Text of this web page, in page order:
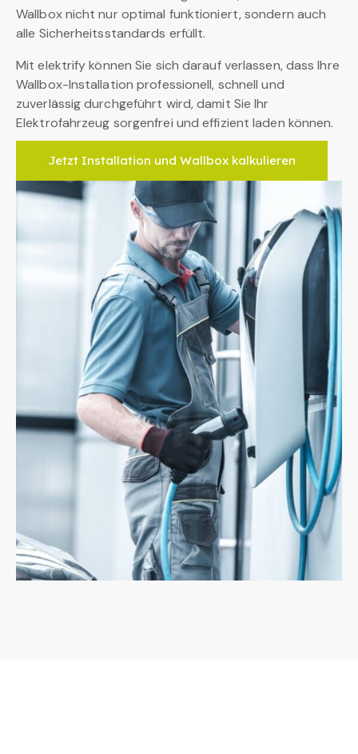
Wallbox nicht nur optimal funktioniert, sondern auch
alle Sicherheitsstandards erfüllt.
Mit elektrify können Sie sich darauf verlassen, dass Ihre
Wallbox-Installation professionell, schnell und
zuverlässig durchgeführt wird, damit Sie Ihr
Elektrofahrzeug sorgenfrei und effizient laden können.
Jetzt Installation und Wallbox kalkulieren